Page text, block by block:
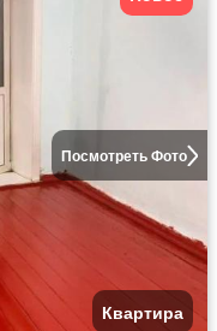
Посмотреть Фото
Квартира